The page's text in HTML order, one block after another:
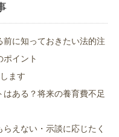
に知っておきたい法的注
イント
ます
ある？将来の養育費不足
えない・示談に応じたく